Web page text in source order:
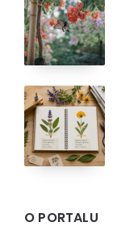
O PORTALU